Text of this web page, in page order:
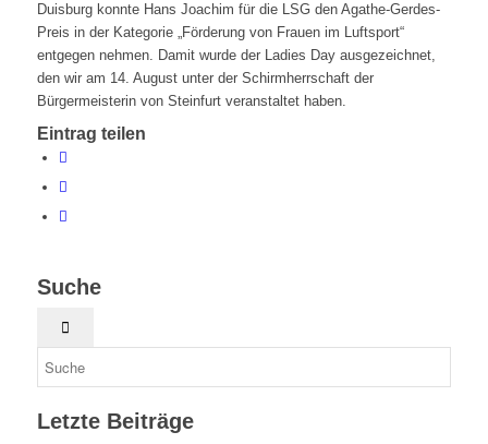
Duisburg konnte Hans Joachim für die LSG den Agathe-Gerdes-
Preis in der Kategorie „Förderung von Frauen im Luftsport“
entgegen nehmen. Damit wurde der Ladies Day ausgezeichnet,
den wir am 14. August unter der Schirmherrschaft der
Bürgermeisterin von Steinfurt veranstaltet haben.
Eintrag teilen
Suche
Letzte Beiträge